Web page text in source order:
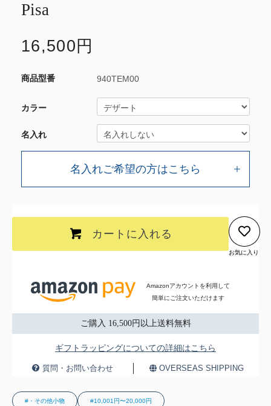
Pisa
16,500円
940TEM00
カラー
名入れ
名入れご希望の方はこちら
カートに入れる
お気に入り
Amazonアカウントを利用して
簡単にご注文いただけます
ご購入 16,500円以上送料無料
ギフトラッピングについての詳細はこちら
質問・お問い合わせ OVERSEAS SHIPPING
#・その他小物 #10,001円〜20,000円